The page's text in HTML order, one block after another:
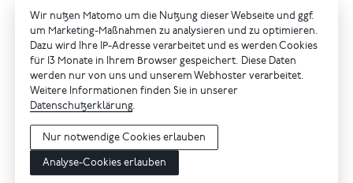
Wir nutzen Matomo um die Nutzung dieser Webseite und ggf.
um Marketing-Maßnahmen zu analysieren und zu optimieren.
Dazu wird Ihre IP-Adresse verarbeitet und es werden Cookies
für 13 Monate in Ihrem Browser gespeichert. Diese Daten
werden nur von uns und unserem Webhoster verarbeitet.
Weitere Informationen finden Sie in unserer
Datenschutzerklärung.
Nur notwendige Cookies erlauben
Analyse-Cookies erlauben